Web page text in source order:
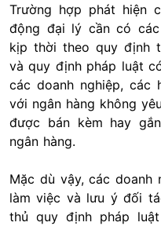
Trường hợp phát hiện
động đại lý cần có
kịp thời theo quy định
và quy định pháp luật
các doanh nghiệp,
với ngân hàng không
được bán kèm hay
ngân hàng.
Mặc dù vậy, các doanh
làm việc và lưu ý đối
thủ quy định pháp